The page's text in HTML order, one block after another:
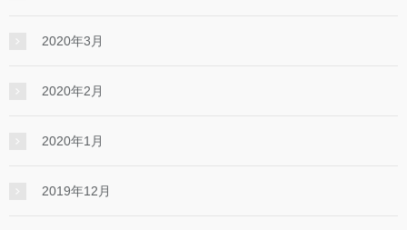
2020年3月
2020年2月
2020年1月
2019年12月